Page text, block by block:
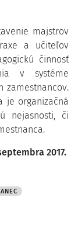
majstrov
a učiteľov
činnosť
v systéme
zamestnancov.
je organizačná
nejasnosti, či
2017.